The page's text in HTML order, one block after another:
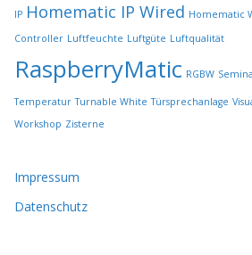
h
l
t
w
e
n
IP Homematic IP Wired Homematic
Controller Luftfeuchte Luftgüte Luftqualität
RaspberryMatic RGBW
Temperatur Turnable White Türsprechanlage
Workshop Zisterne
Impressum
Datenschutz